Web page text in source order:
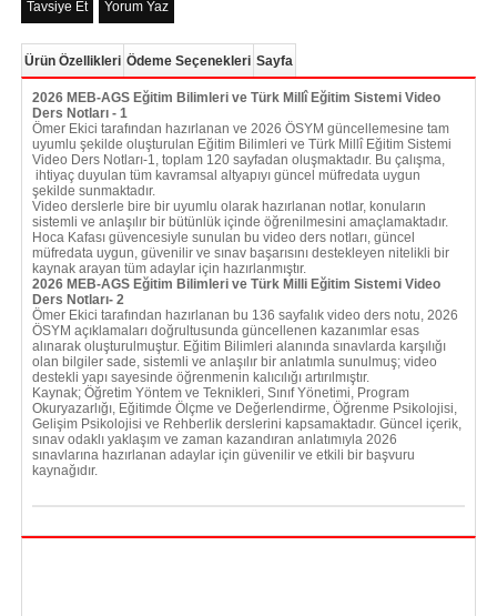
Tavsiye Et Yorum Yaz
Ürün Özellikleri Ödeme Seçenekleri Sayfa
2026 MEB-AGS Eğitim Bilimleri ve Türk Millî Eğitim Sistemi Video
Ders Notları - 1
Ömer Ekici tarafından hazırlanan ve 2026 ÖSYM güncellemesine tam
uyumlu şekilde oluşturulan Eğitim Bilimleri ve Türk Millî Eğitim Sistemi
Video Ders Notları-1, toplam 120 sayfadan oluşmaktadır. Bu çalışma,
ihtiyaç duyulan tüm kavramsal altyapıyı güncel müfredata uygun
şekilde sunmaktadır.
Video derslerle bire bir uyumlu olarak hazırlanan notlar, konuların
sistemli ve anlaşılır bir bütünlük içinde öğrenilmesini amaçlamaktadır.
Hoca Kafası güvencesiyle sunulan bu video ders notları, güncel
müfredata uygun, güvenilir ve sınav başarısını destekleyen nitelikli bir
kaynak arayan tüm adaylar için hazırlanmıştır.
2026 MEB-AGS Eğitim Bilimleri ve Türk Milli Eğitim Sistemi Video
Ders Notları- 2
Ömer Ekici tarafından hazırlanan bu 136 sayfalık video ders notu, 2026
ÖSYM açıklamaları doğrultusunda güncellenen kazanımlar esas
alınarak oluşturulmuştur. Eğitim Bilimleri alanında sınavlarda karşılığı
olan bilgiler sade, sistemli ve anlaşılır bir anlatımla sunulmuş; video
destekli yapı sayesinde öğrenmenin kalıcılığı artırılmıştır.
Kaynak; Öğretim Yöntem ve Teknikleri, Sınıf Yönetimi, Program
Okuryazarlığı, Eğitimde Ölçme ve Değerlendirme, Öğrenme Psikolojisi,
Gelişim Psikolojisi ve Rehberlik derslerini kapsamaktadır. Güncel içerik,
sınav odaklı yaklaşım ve zaman kazandıran anlatımıyla 2026
sınavlarına hazırlanan adaylar için güvenilir ve etkili bir başvuru
kaynağıdır.